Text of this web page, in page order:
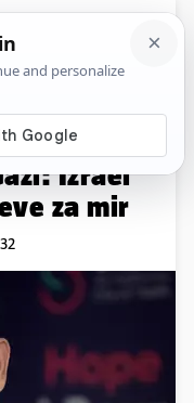
Komentari
Izrael
za mir